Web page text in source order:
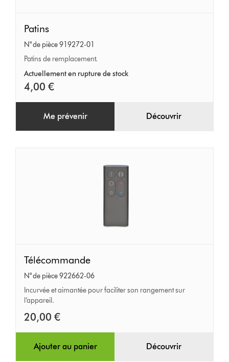
Patins
N° de pièce 919272-01
Patins de remplacement.
Actuellement en rupture de stock
4,00 €
Me prévenir Découvrir
Télécommande
N° de pièce 922662-06
Incurvée et aimantée pour faciliter son rangement sur
l’appareil.
20,00 €
Ajouter au panier Découvrir